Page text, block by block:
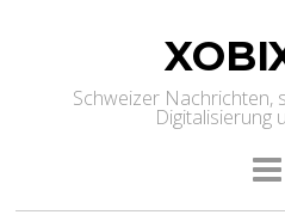
Schweizer Nachrichten,
Digitalisierung